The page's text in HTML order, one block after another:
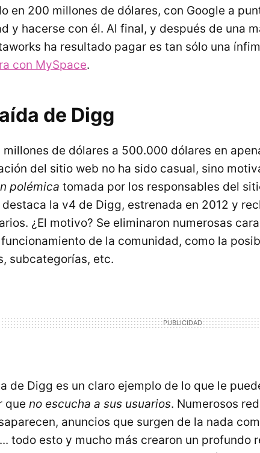
en 200 millones de dólares, con Google a
y hacerse con él. Al final, y después de una
ha resultado pagar es tan sólo una
con MySpace.
de Digg
millones de dólares a 500.000 dólares en
del sitio web no ha sido casual, sino
polémica tomada por los responsables del
destaca la v4 de Digg, estrenada en 2012 y
¿El motivo? Se eliminaron numerosas
de la comunidad, como la
subcategorías, etc.
de Digg es un claro ejemplo de lo que le
que no escucha a sus usuarios. Numerosos
anuncios que surgen de la nada
todo esto y mucho más crearon un profundo